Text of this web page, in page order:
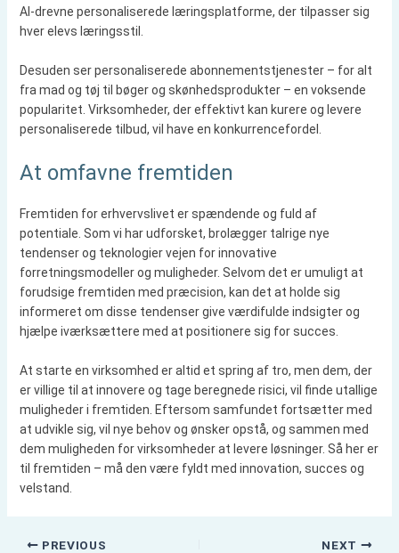
AI-drevne personaliserede læringsplatforme, der tilpasser sig
hver elevs læringsstil.
Desuden ser personaliserede abonnementstjenester – for alt
fra mad og tøj til bøger og skønhedsprodukter – en voksende
popularitet. Virksomheder, der effektivt kan kurere og levere
personaliserede tilbud, vil have en konkurrencefordel.
At omfavne fremtiden
Fremtiden for erhvervslivet er spændende og fuld af
potentiale. Som vi har udforsket, brolægger talrige nye
tendenser og teknologier vejen for innovative
forretningsmodeller og muligheder. Selvom det er umuligt at
forudsige fremtiden med præcision, kan det at holde sig
informeret om disse tendenser give værdifulde indsigter og
hjælpe iværksættere med at positionere sig for succes.
At starte en virksomhed er altid et spring af tro, men dem, der
er villige til at innovere og tage beregnede risici, vil finde utallige
muligheder i fremtiden. Eftersom samfundet fortsætter med
at udvikle sig, vil nye behov og ønsker opstå, og sammen med
dem muligheden for virksomheder at levere løsninger. Så her er
til fremtiden – må den være fyldt med innovation, succes og
velstand.
PREVIOUS NEXT